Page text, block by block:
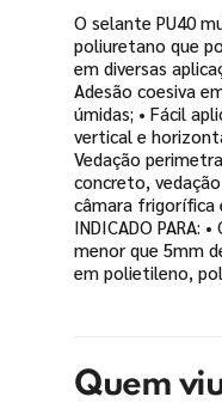
O selante PU40
poliuretano que
em diversas
Adesão coesiva
úmidas; • Fácil
vertical e
Vedação
concreto,
câmara frigorífica
INDICADO
menor que 5mm
em polietileno,
Quem